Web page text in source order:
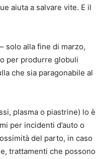
aiuta a salvare vite. E il
solo alla fine di marzo,
per produrre globuli
che sia paragonabile al
plasma o piastrine) lo è
per incidenti d’auto o
del parto, in caso
trattamenti che possono